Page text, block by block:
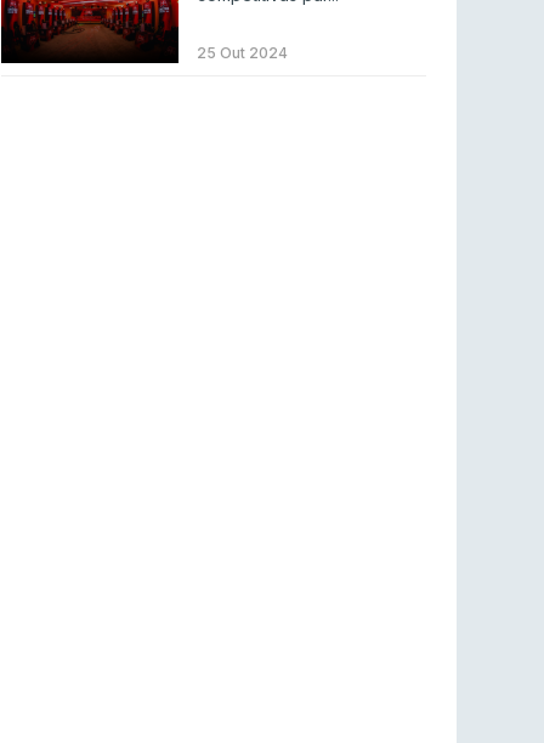
Betclic renova parceria com a RTP Arena para
a época 2026/27
25 Out 2024